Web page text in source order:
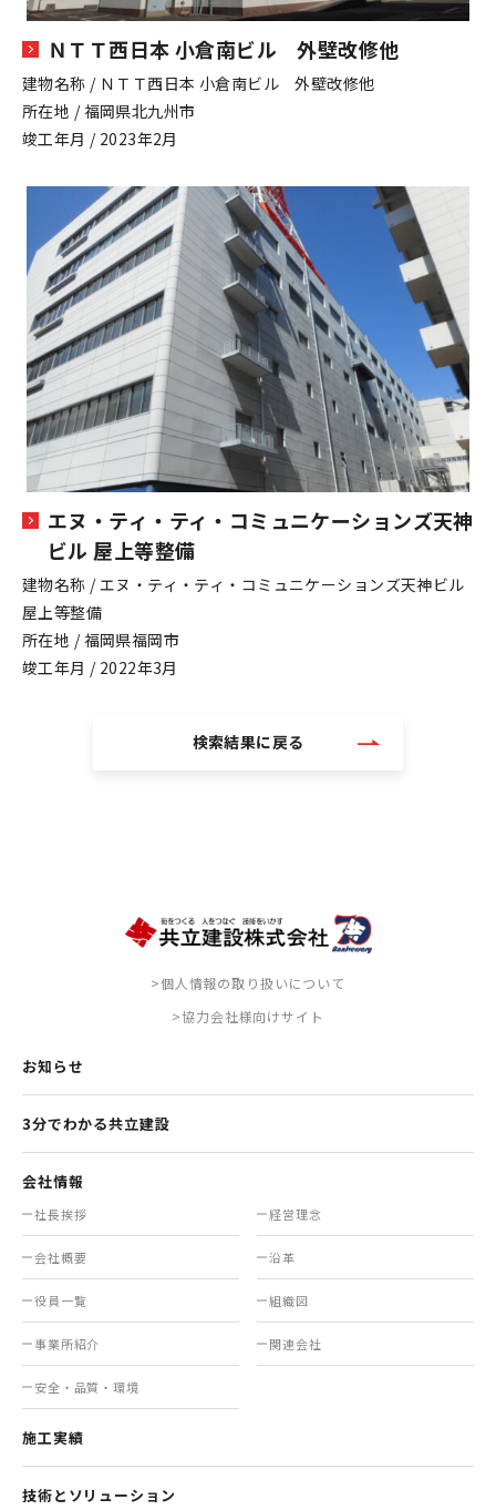
ＮＴＴ西日本 小倉南ビル 外壁改修他
建物名称 / ＮＴＴ西日本 小倉南ビル 外壁改修他
所在地 / 福岡県北九州市
竣工年月 / 2023年2月
エヌ・ティ・ティ・コミュニケーションズ天神
ビル 屋上等整備
建物名称 / エヌ・ティ・ティ・コミュニケーションズ天神ビル
屋上等整備
所在地 / 福岡県福岡市
竣工年月 / 2022年3月
検索結果に戻る
>個人情報の取り扱いについて
>協力会社様向けサイト
お知らせ
3分でわかる共立建設
会社情報
社長挨拶 経営理念
会社概要 沿革
役員一覧 組織図
事業所紹介 関連会社
安全・品質・環境
施工実績
技術とソリューション